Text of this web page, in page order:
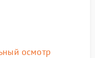
осмотр